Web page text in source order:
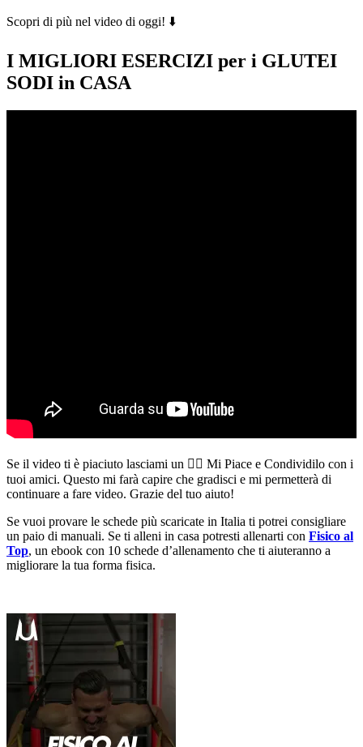
Scopri di più nel video di oggi! ⬇️
I MIGLIORI ESERCIZI per i GLUTEI
SODI in CASA
Se il video ti è piaciuto lasciami un 👍🏻 Mi Piace e Condividilo con i
tuoi amici. Questo mi farà capire che gradisci e mi permetterà di
continuare a fare video. Grazie del tuo aiuto!
Se vuoi provare le schede più scaricate in Italia ti potrei consigliare
un paio di manuali. Se ti alleni in casa potresti allenarti con Fisico al
Top, un ebook con 10 schede d’allenamento che ti aiuteranno a
migliorare la tua forma fisica.